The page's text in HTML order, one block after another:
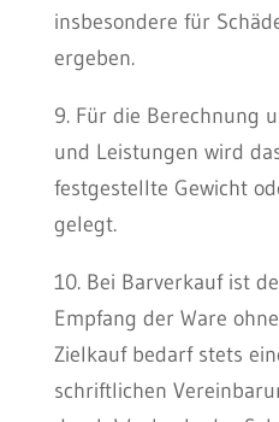
insbesondere für
ergeben.
9. Für die Berechnung
und Leistungen wird
festgestellte Gewicht
gelegt.
10. Bei Barverkauf ist
Empfang der Ware
Zielkauf bedarf stets
schriftlichen